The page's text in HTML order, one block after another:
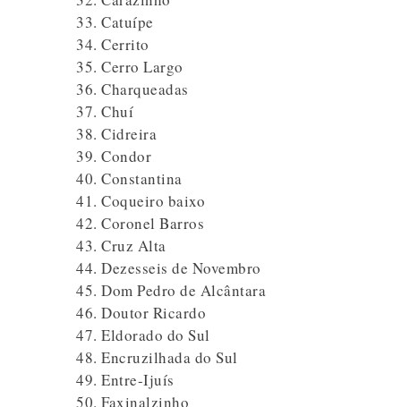
Catuípe
Cerrito
Cerro Largo
Charqueadas
Chuí
Cidreira
Condor
Constantina
Coqueiro baixo
Coronel Barros
Cruz Alta
Dezesseis de Novembro
Dom Pedro de Alcântara
Doutor Ricardo
Eldorado do Sul
Encruzilhada do Sul
Entre-Ijuís
Faxinalzinho